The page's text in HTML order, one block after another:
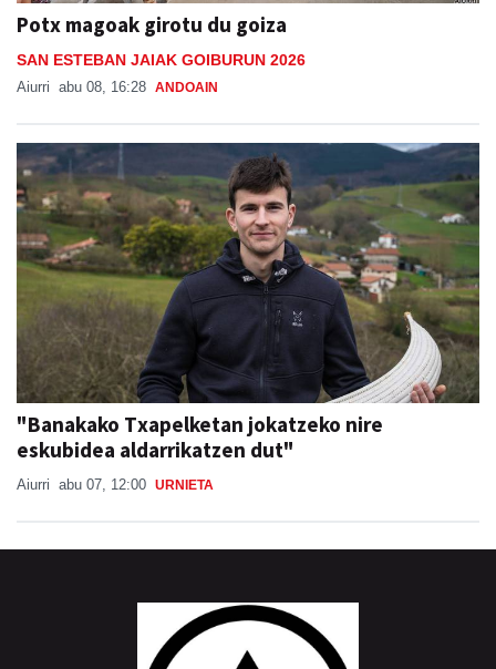
Potx magoak girotu du goiza
SAN ESTEBAN JAIAK GOIBURUN 2026
Aiurri abu 08, 16:28 ANDOAIN
"Banakako Txapelketan jokatzeko nire
eskubidea aldarrikatzen dut"
Aiurri abu 07, 12:00 URNIETA